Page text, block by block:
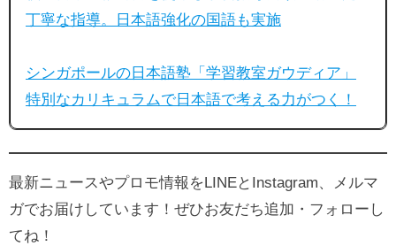
丁寧な指導。日本語強化の国語も実施
シンガポールの日本語塾「学習教室ガウディア」
特別なカリキュラムで日本語で考える力がつく！
最新ニュースやプロモ情報をLINEとInstagram、メルマ
ガでお届けしています！ぜひお友だち追加・フォローし
てね！